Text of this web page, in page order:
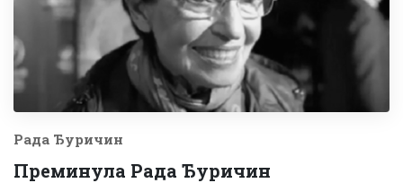
Рада Ђуричин
Преминула Рада Ђуричин